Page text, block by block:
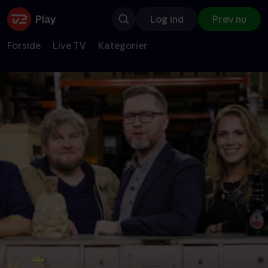
Log ind Prøv nu
Forside Live TV Kategorier